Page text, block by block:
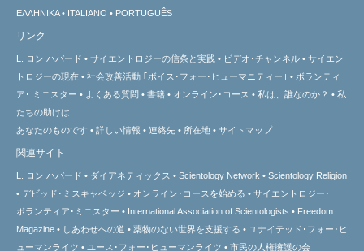
ΕΛΛΗΝΙΚA
ITALIANO PORTUGUÊS
リンク
L. ロン ハバード サイエントロジーの信条と実践 ビデオ･チャンネル
サイエン
トロジーの現在 社会改善活動 ｢ボイス･フォー･ヒューマニティー｣
ボランティ
ア･
ミニスター よくある質問 書籍 オンライン･コース 私は、誰なのか？
私
たちの助けは
あなたのものです
詳しい情報 連絡先 所在地 サイトマップ
関連サイト
L. ロン ハバード ダイアネティックス Scientology Network
Scientology Religion
デビッド･ミスキャベッジ
オンライン･コースを始める
サイエントロジー･
ボランティア･ミニスター
International Association of Scientologists
Freedom
Magazine
しあわせへの道 薬物のない世界を支援する
ユナイテッド･フォー･ヒ
ューマンライツ
ユース･フォー･ヒューマンライツ 市民の人権擁護の会